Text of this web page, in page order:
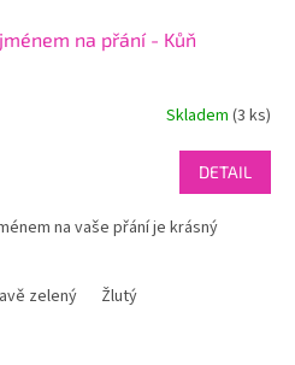
na přání - Kůň
Skladem (3 ks)
DETAIL
na vaše přání je krásný
zelený Žlutý